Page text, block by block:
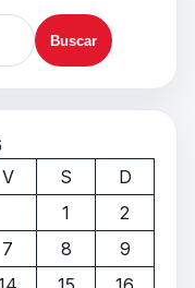
V S
D
1
2
7 8
9